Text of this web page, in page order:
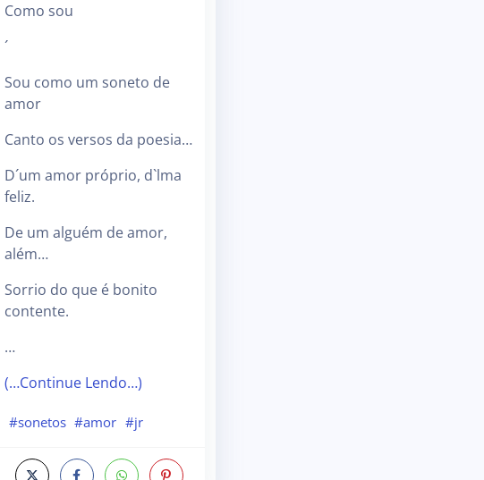
Como sou
´
Sou como um soneto de
amor
Canto os versos da poesia…
D´um amor próprio, d`lma
feliz.
De um alguém de amor,
além…
Sorrio do que é bonito
contente.
…
(…Continue Lendo…)
#sonetos #amor #jr